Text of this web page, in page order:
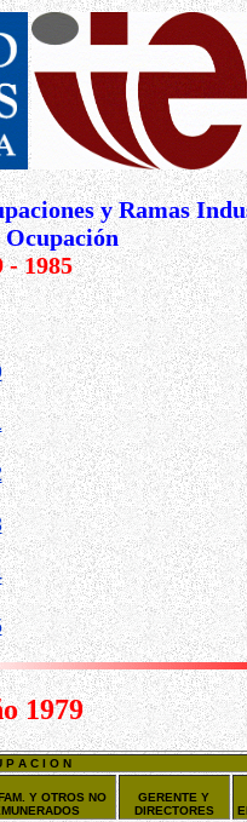
y Ramas
Ocupación
- 1985
1979
P A C I O N
Y OTROS NO
GERENTE Y
DIRECTORES